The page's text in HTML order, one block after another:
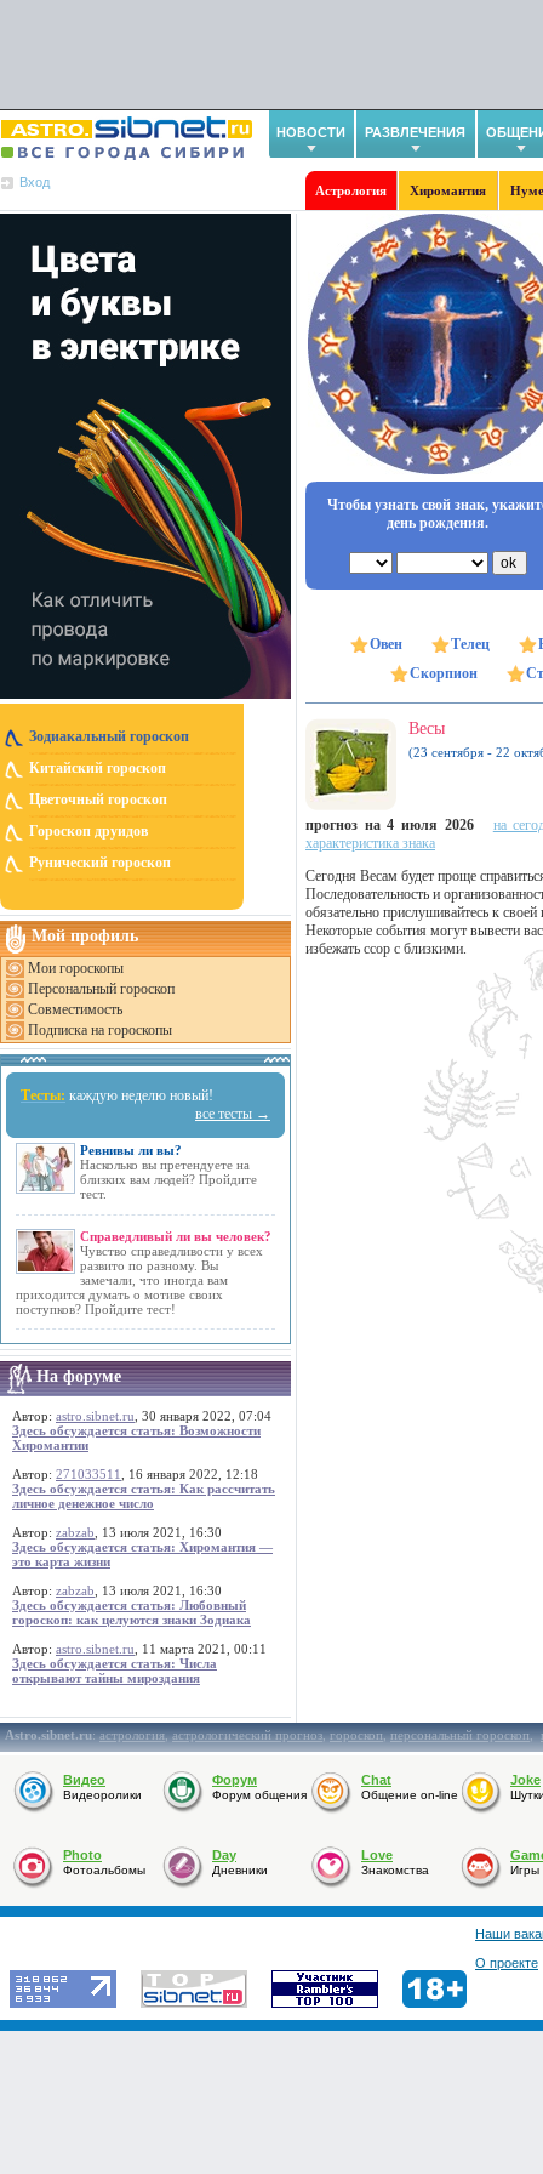
НОВОСТИ РАЗВЛЕЧЕНИЯ
Вход
Астрология Хиромантия
Зодиакальный гороскоп
Китайский гороскоп
Цветочный гороскоп
Гороскоп друидов
Рунический гороскоп
Мой профиль
Мои гороскопы
Персональный гороскоп
Совместимость
Подписка на гороскопы
Тесты: каждую неделю новый!
все тесты →
Ревнивы ли вы?
Насколько вы претендуете на
близких вам людей? Пройдите
тест.
Справедливый ли вы человек?
Чувство справедливости у всех
развито по разному. Вы
замечали, что иногда вам
приходится думать о мотиве своих
поступков? Пройдите тест!
На форуме
Автор: astro.sibnet.ru , 30 января 2022, 07:04
Здесь обсуждается статья: Возможности
Хиромантии
Автор: 271033511
, 16 января 2022, 12:18
Здесь обсуждается статья: Как рассчитать
личное денежное число
Автор: zabzab , 13 июля 2021, 16:30
Здесь обсуждается статья: Хиромантия —
это карта жизни
Автор: zabzab , 13 июля 2021, 16:30
Здесь обсуждается статья: Любовный
гороскоп: как целуются знаки Зодиака
Автор: astro.sibnet.ru , 11 марта 2021, 00:11
Здесь обсуждается статья: Числа
открывают тайны мироздания
Чтобы узнать свой знак,
день рождения.
Овен Телец
Скорпион
Весы
(23 сентября - 22
прогноз на 4 июля 2026
на
характеристика знака
Сегодня Весам будет проще
Последовательность и
обязательно прислушивайтесь к
Некоторые события могут вывести
избежать ссор с близкими.
Astro.sibnet.ru:астрология,астрологический прогноз,гороскоп,персональный гороскоп,
Видео
Видеоролики
Форум
Форум общения
Chat
Общение on-line
Joke
Photo
Фотоальбомы
Day
Дневники
Love
Знакомства Игры
Наши
О проекте